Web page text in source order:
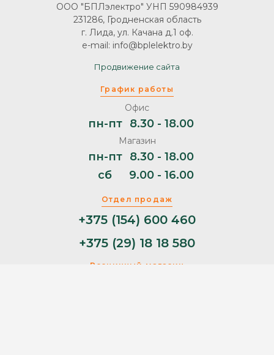
Отдел продаж
+375 (154) 600 460
+375 (29) 18 18 580
Розничный магазин
График работы
Офис
пн-пт 8.30 - 18.00
Магазин
пн-пт
8.30 - 18.00
сб
9.00 - 16.00
ООО "БПЛэлектро" УНП 590984939
231286, Гродненская область
г. Лида, ул. Качана д.1 оф.
e-mail: info@bplelektro.by
Продвижение сайта